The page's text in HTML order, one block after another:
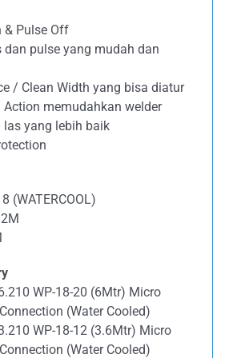
& Pulse Off
dan pulse yang mudah dan
/ Clean Width yang bisa diatur
Action memudahkan welder
yang lebih baik
(WATERCOOL)
WP-18-20 (6Mtr) Micro
(Water Cooled)
WP-18-12 (3.6Mtr) Micro
(Water Cooled)